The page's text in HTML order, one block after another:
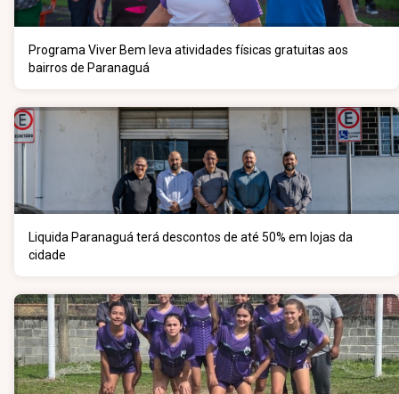
Programa Viver Bem leva atividades físicas gratuitas aos
bairros de Paranaguá
Liquida Paranaguá terá descontos de até 50% em lojas da
cidade